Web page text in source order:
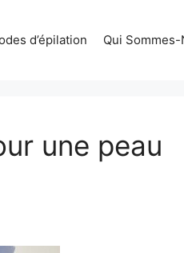
d’épilation Qui Sommes-
une peau